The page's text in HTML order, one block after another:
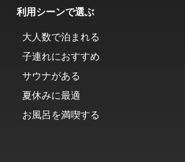
利用シーンで選ぶ
大人数で泊まれる
子連れにおすすめ
サウナがある
夏休みに最適
お風呂を満喫する